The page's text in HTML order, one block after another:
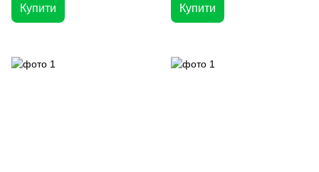
Купити Купити